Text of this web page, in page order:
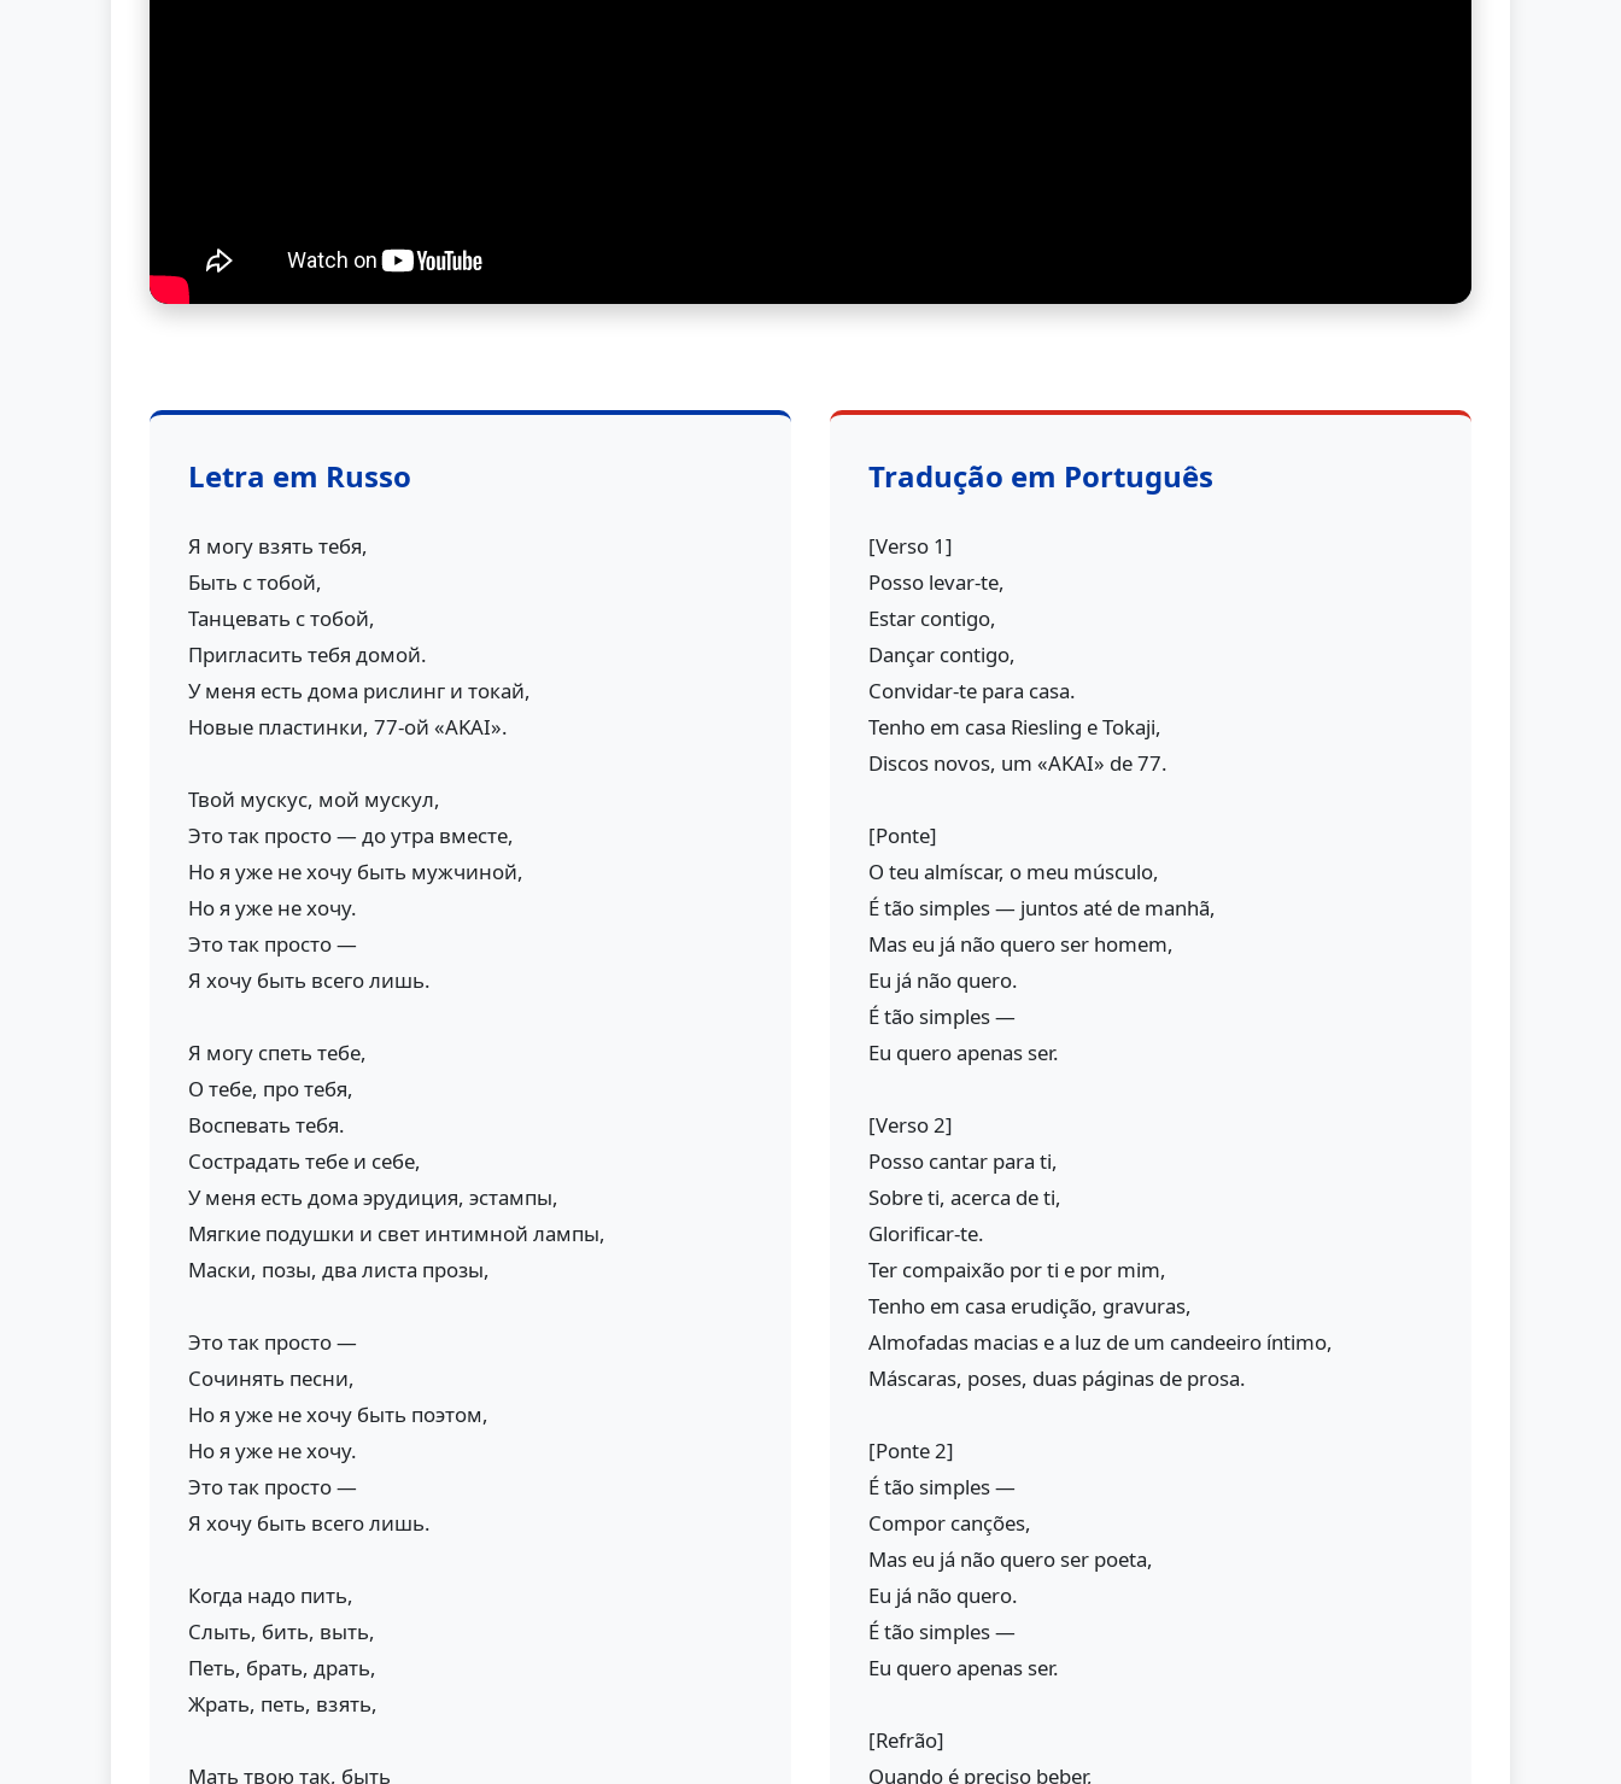
Letra em Russo
Я могу взять тебя,
Быть с тобой,
Танцевать с тобой,
Пригласить тебя домой.
У меня есть дома рислинг и токай,
Новые пластинки, 77-ой «AKAI».
Твой мускус, мой мускул,
Это так просто — до утра вместе,
Но я уже не хочу быть мужчиной,
Но я уже не хочу.
Это так просто —
Я хочу быть всего лишь.
Я могу спеть тебе,
О тебе, про тебя,
Воспевать тебя.
Сострадать тебе и себе,
У меня есть дома эрудиция, эстампы,
Мягкие подушки и свет интимной лампы,
Маски, позы, два листа прозы,
Это так просто —
Сочинять песни,
Но я уже не хочу быть поэтом,
Но я уже не хочу.
Это так просто —
Я хочу быть всего лишь.
Когда надо пить,
Слыть, бить, выть,
Петь, брать, драть,
Жрать, петь, взять,
Мать твою так, быть
Tradução em Português
[Verso 1]
Posso levar-te,
Estar contigo,
Dançar contigo,
Convidar-te para casa.
Tenho em casa Riesling e Tokaji,
Discos novos, um «AKAI» de 77.
[Ponte]
O teu almíscar, o meu músculo,
É tão simples — juntos até de manhã,
Mas eu já não quero ser homem,
Eu já não quero.
É tão simples —
Eu quero apenas ser.
[Verso 2]
Posso cantar para ti,
Sobre ti, acerca de ti,
Glorificar-te.
Ter compaixão por ti e por mim,
Tenho em casa erudição, gravuras,
Almofadas macias e a luz de um candeeiro íntimo,
Máscaras, poses, duas páginas de prosa.
[Ponte 2]
É tão simples —
Compor canções,
Mas eu já não quero ser poeta,
Eu já não quero.
É tão simples —
Eu quero apenas ser.
[Refrão]
Quando é preciso beber,